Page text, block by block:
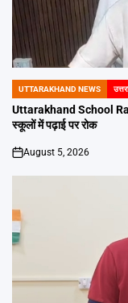
POSTED
IN
UTTARAKHAND NEWS
Uttarakhand School Rain
स्कूलों में पढ़ाई पर रोक
on
August 5, 2026